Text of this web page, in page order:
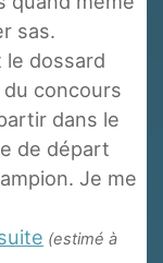
sas.
dossard
concours
dans le
de départ
Je me
(estimé à